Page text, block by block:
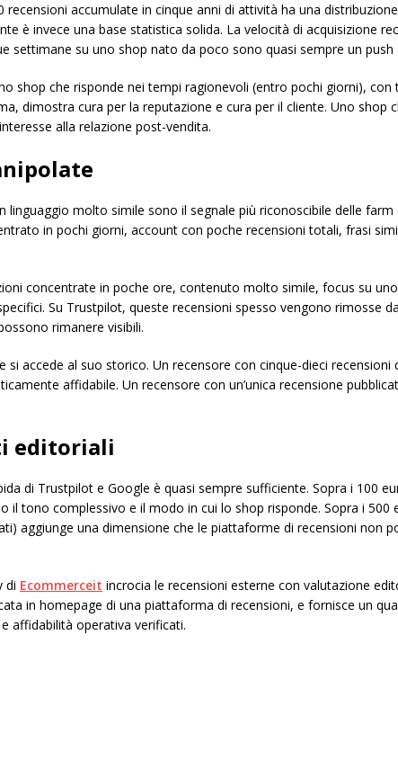
recensioni accumulate in cinque anni di attività ha una
è invece una base statistica solida. La velocità di acquisizione
settimane su uno shop nato da poco sono quasi sempre un push
shop che risponde nei tempi ragionevoli (entro pochi giorni), con
dimostra cura per la reputazione e cura per il cliente. Uno shop
alla relazione post-vendita.
linguaggio molto simile sono il segnale più riconoscibile delle farm
in pochi giorni, account con poche recensioni totali, frasi
concentrate in poche ore, contenuto molto simile, focus su
Su Trustpilot, queste recensioni spesso vengono rimosse
rimanere visibili.
accede al suo storico. Un recensore con cinque-dieci recensioni
affidabile. Un recensore con un’unica recensione
editoriali
di Trustpilot e Google è quasi sempre sufficiente. Sopra i 100
tono complessivo e il modo in cui lo shop risponde. Sopra i 500
aggiunge una dimensione che le piattaforme di recensioni non
di Ecommerceit incrocia le recensioni esterne con valutazione
in homepage di una piattaforma di recensioni, e fornisce un
affidabilità operativa verificati.